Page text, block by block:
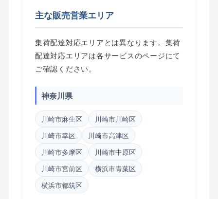
主な販売営業エリア
集荷配達対応エリアとは異なります。集荷
配達対応エリアは各サービスのページにて
ご確認ください。
神奈川県
川崎市麻生区
川崎市川崎区
川崎市幸区
川崎市高津区
川崎市多摩区
川崎市中原区
川崎市宮前区
横浜市青葉区
横浜市都筑区